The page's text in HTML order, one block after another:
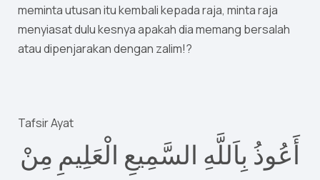
meminta utusan itu kembali kepada raja, minta raja
menyiasat dulu kesnya apakah dia memang bersalah
atau dipenjarakan dengan zalim!?
Tafsir Ayat
أَعُوذُ بِاَللَّهِ السَّمِيعِ الْعَلِيمِ مِنْ